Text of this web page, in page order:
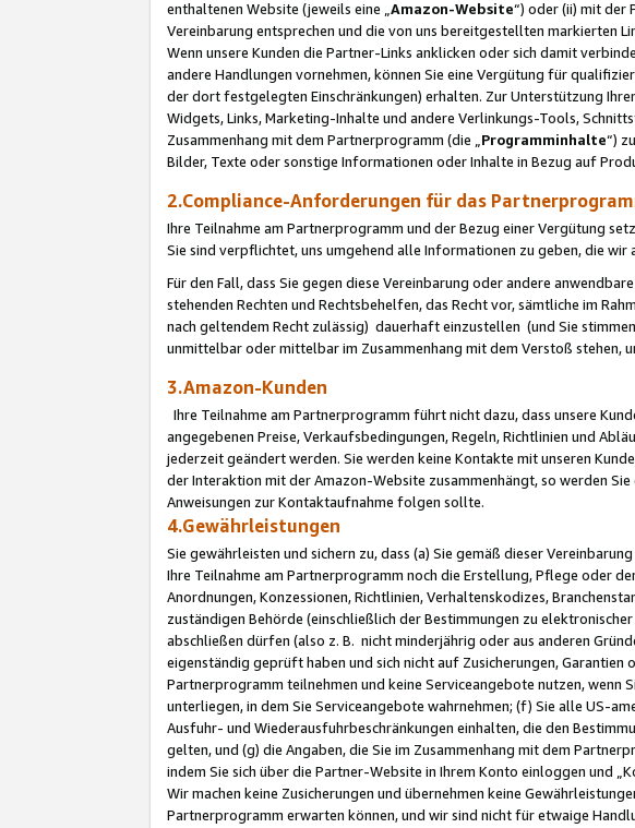
enthaltenen Website (jeweils eine „ Amazon-Website“) oder (ii) mit der
Vereinbarung entsprechen und die von uns bereitgestellten markierten
Wenn unsere Kunden die Partner-Links anklicken oder sich damit
andere Handlungen vornehmen, können Sie eine Vergütung für
der dort festgelegten Einschränkungen) erhalten. Zur Unterstützung
Widgets, Links, Marketing-Inhalte und andere Verlinkungs-Tools,
Zusammenhang mit dem Partnerprogramm (die „ Programminhalte“)
Bilder, Texte oder sonstige Informationen oder Inhalte in Bezug auf
2.Compliance-Anforderungen für das
Ihre Teilnahme am Partnerprogramm und der Bezug einer Vergütung
Sie sind verpflichtet, uns umgehend alle Informationen zu geben, die
Für den Fall, dass Sie gegen diese Vereinbarung oder andere
stehenden Rechten und Rechtsbehelfen, das Recht vor, sämtliche im
nach geltendem Recht zulässig) dauerhaft einzustellen (und Sie
unmittelbar oder mittelbar im Zusammenhang mit dem Verstoß stehen,
3.Amazon-Kunden
Ihre Teilnahme am Partnerprogramm führt nicht dazu, dass unsere
angegebenen Preise, Verkaufsbedingungen, Regeln, Richtlinien und
jederzeit geändert werden. Sie werden keine Kontakte mit unseren
der Interaktion mit der Amazon-Website zusammenhängt, so werden
Anweisungen zur Kontaktaufnahme folgen sollte.
4.Gewährleistungen
Sie gewährleisten und sichern zu, dass (a) Sie gemäß dieser
Ihre Teilnahme am Partnerprogramm noch die Erstellung, Pflege oder
Anordnungen, Konzessionen, Richtlinien, Verhaltenskodizes,
zuständigen Behörde (einschließlich der Bestimmungen zu
abschließen dürfen (also z. B. nicht minderjährig oder aus anderen
eigenständig geprüft haben und sich nicht auf Zusicherungen, Garantien
Partnerprogramm teilnehmen und keine Serviceangebote nutzen, wenn
unterliegen, in dem Sie Serviceangebote wahrnehmen; (f) Sie alle US-
Ausfuhr- und Wiederausfuhrbeschränkungen einhalten, die den
gelten, und (g) die Angaben, die Sie im Zusammenhang mit dem
indem Sie sich über die Partner-Website in Ihrem Konto einloggen und
Wir machen keine Zusicherungen und übernehmen keine
Partnerprogramm erwarten können, und wir sind nicht für etwaige